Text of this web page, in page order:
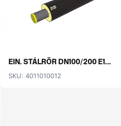
EIN. STÁLRÖR DN100/200 E1...
SKU: 4011010012